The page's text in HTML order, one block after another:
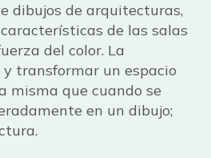
dibujos de arquitecturas,
de las salas
del color. La
transformar un espacio
misma que cuando se
en un dibujo;